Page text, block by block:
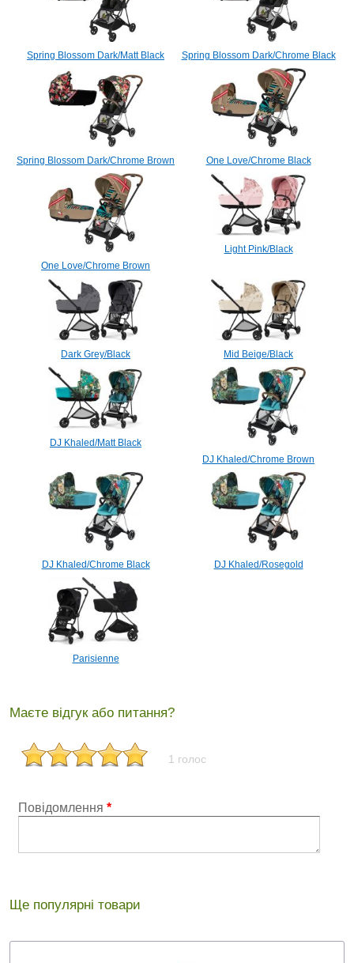
Spring Blossom Dark/Matt Black Spring Blossom Dark/Chrome Black
Spring Blossom Dark/Chrome Brown One Love/Chrome Black
One Love/Chrome Brown
Light Pink/Black
Dark Grey/Black Mid Beige/Black
DJ Khaled/Matt Black
DJ Khaled/Chrome Brown
DJ Khaled/Chrome Black DJ Khaled/Rosegold
Parisienne
Маєте відгук або питання?
1 голос
Повідомлення *
Ще популярні товари